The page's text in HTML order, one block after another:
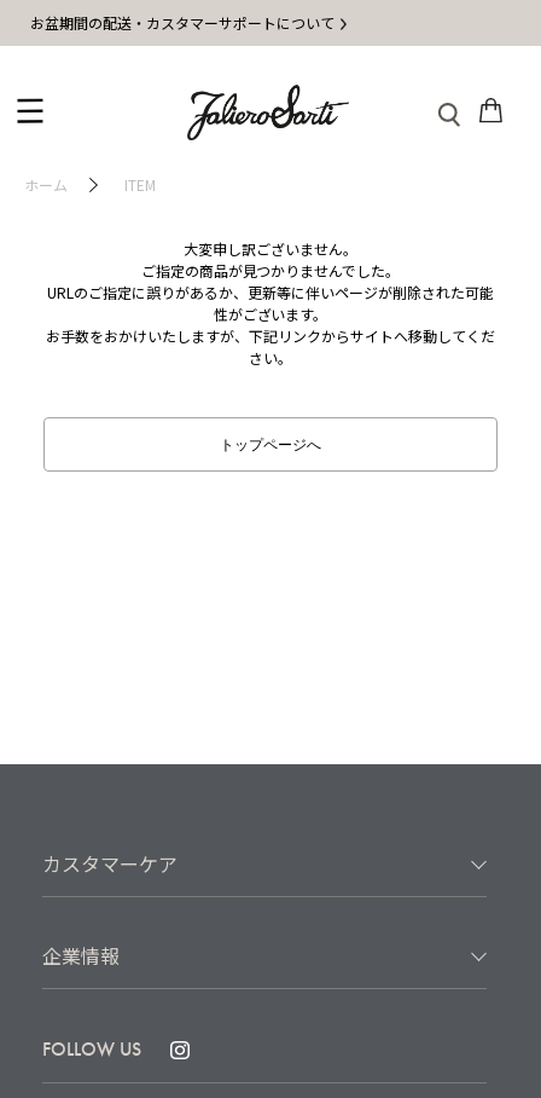
お盆期間の配送・カスタマーサポートについて
ホーム ITEM
大変申し訳ございません。
ご指定の商品が見つかりませんでした。
URLのご指定に誤りがあるか、更新等に伴いページが削除された可能
性がございます。
お手数をおかけいたしますが、下記リンクからサイトへ移動してくだ
さい。
トップページへ
カスタマーケア
企業情報
FOLLOW US